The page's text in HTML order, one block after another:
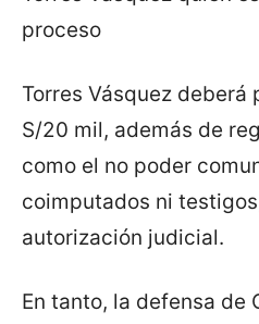
proceso
Torres Vásquez deberá
S/20 mil, además de
como el no poder
coimputados ni
autorización judicial.
En tanto, la defensa de